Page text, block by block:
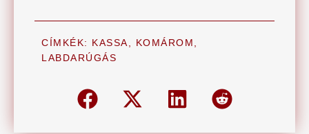
CÍMKÉK: KASSA, KOMÁROM,
LABDARÚGÁS